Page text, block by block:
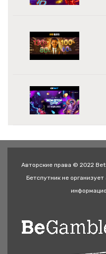
Авторские права © 2022
Бетспутник не